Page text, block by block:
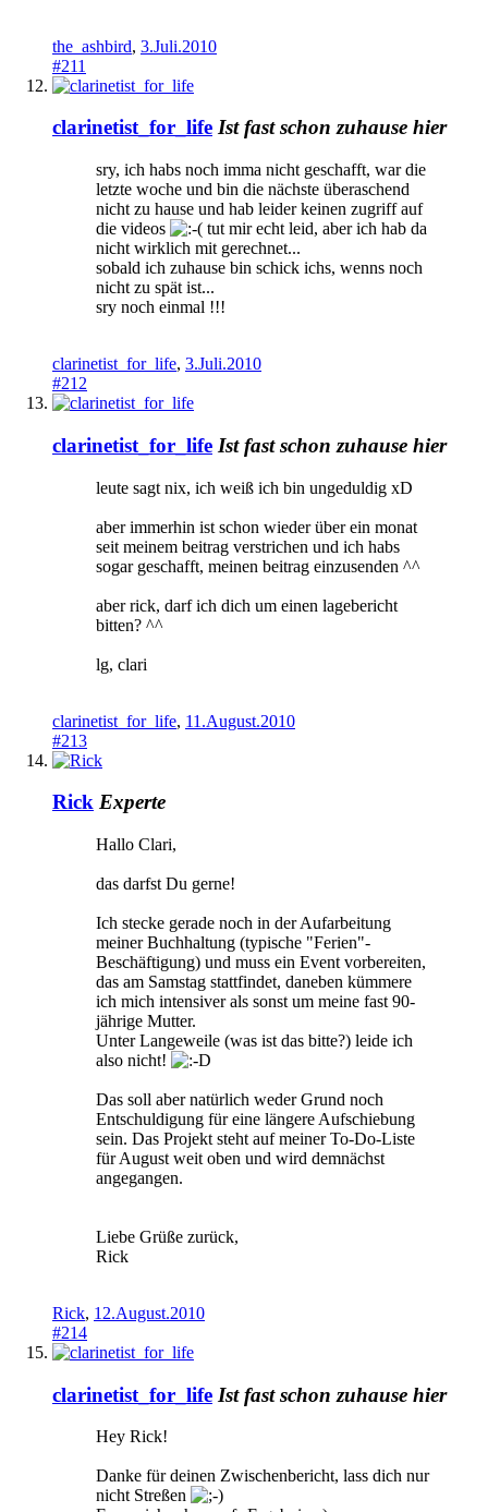
the_ashbird, 3.Juli.2010
#211
clarinetist_for_life Ist fast schon zuhause hier
sry, ich habs noch imma nicht geschafft, war die
letzte woche und bin die nächste überaschend
nicht zu hause und hab leider keinen zugriff auf
die videos
tut mir echt leid, aber ich hab da
nicht wirklich mit gerechnet...
sobald ich zuhause bin schick ichs, wenns noch
nicht zu spät ist...
sry noch einmal !!!
clarinetist_for_life, 3.Juli.2010
#212
clarinetist_for_life Ist fast schon zuhause hier
leute sagt nix, ich weiß ich bin ungeduldig xD
aber immerhin ist schon wieder über ein monat
seit meinem beitrag verstrichen und ich habs
sogar geschafft, meinen beitrag einzusenden ^^
aber rick, darf ich dich um einen lagebericht
bitten? ^^
lg, clari
clarinetist_for_life, 11.August.2010
#213
Rick Experte
Hallo Clari,
das darfst Du gerne!
Ich stecke gerade noch in der Aufarbeitung
meiner Buchhaltung (typische "Ferien"-
Beschäftigung) und muss ein Event vorbereiten,
das am Samstag stattfindet, daneben kümmere
ich mich intensiver als sonst um meine fast 90-
jährige Mutter.
Unter Langeweile (was ist das bitte?) leide ich
also nicht!
Das soll aber natürlich weder Grund noch
Entschuldigung für eine längere Aufschiebung
sein. Das Projekt steht auf meiner To-Do-Liste
für August weit oben und wird demnächst
angegangen.
Liebe Grüße zurück,
Rick
Rick, 12.August.2010
#214
clarinetist_for_life Ist fast schon zuhause hier
Hey Rick!
Danke für deinen Zwischenbericht, lass dich nur
nicht Streßen